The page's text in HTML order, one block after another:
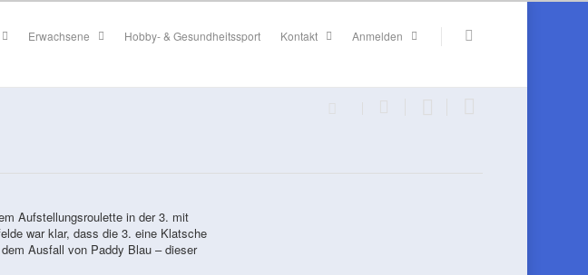
Erwachsene Hobby- & Gesundheitssport Kontakt Anmelden
Aufstellungsroulette in der 3. mit
war klar, dass die 3. eine Klatsche
Ausfall von Paddy Blau – dieser